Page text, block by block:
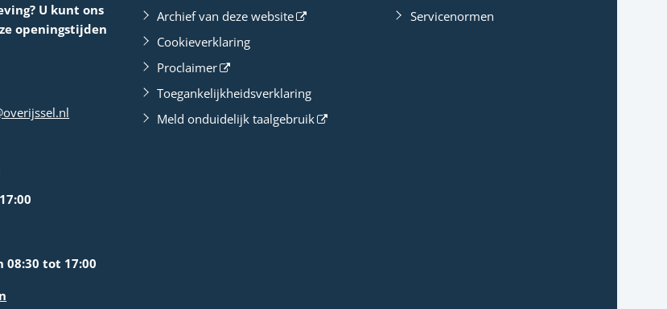
U kunt ons
openingstijden
08:30 tot 17:00
Archief van deze website
Cookieverklaring
Proclaimer
Toegankelijkheidsverklaring
Meld onduidelijk taalgebruik
Servicenormen